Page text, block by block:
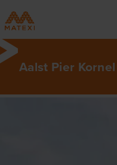
Aalst Pier Kornel